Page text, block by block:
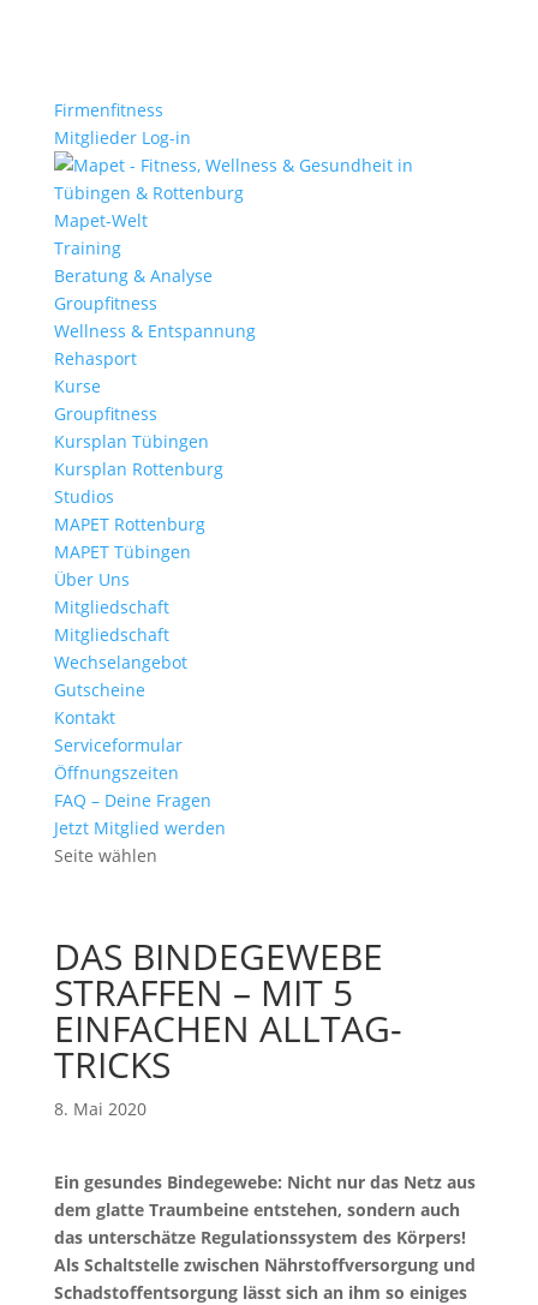
Firmenfitness
Mitglieder Log-in
Mapet-Welt
Training
Beratung & Analyse
Groupfitness
Wellness & Entspannung
Rehasport
Kurse
Groupfitness
Kursplan Tübingen
Kursplan Rottenburg
Studios
MAPET Rottenburg
MAPET Tübingen
Über Uns
Mitgliedschaft
Mitgliedschaft
Wechselangebot
Gutscheine
Kontakt
Serviceformular
Öffnungszeiten
FAQ – Deine Fragen
Jetzt Mitglied werden
Seite wählen
DAS BINDEGEWEBE
STRAFFEN – MIT 5
EINFACHEN ALLTAG-
TRICKS
8. Mai 2020
Ein gesundes Bindegewebe: Nicht nur das Netz aus
dem glatte Traumbeine entstehen, sondern auch
das unterschätze Regulationssystem des Körpers!
Als Schaltstelle zwischen Nährstoffversorgung und
Schadstoffentsorgung lässt sich an ihm so einiges